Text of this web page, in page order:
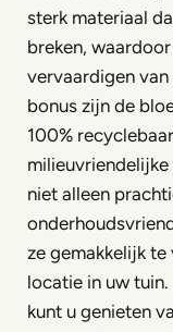
sterk materiaal
breken,
vervaardigen
bonus zijn de
100%
milieuvriendelijke
niet alleen
ze gemakkelijk
locatie in uw
kunt u genieten